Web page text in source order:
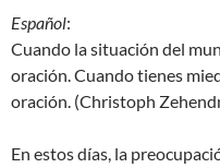
Español:
Cuando la situación del
oración. Cuando tienes
oración. (Christoph
En estos días, la